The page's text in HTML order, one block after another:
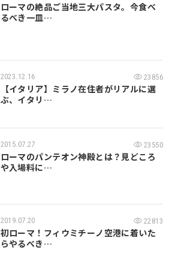
ローマの絶品ご当地三大パスタ。今食べ
るべき一皿…
2023.12.16 23856
【イタリア】ミラノ在住者がリアルに選
ぶ、イタリ…
2015.07.27 23550
ローマのパンテオン神殿とは？見どころ
や入場料に…
2019.07.20 22813
初ローマ！フィウミチーノ空港に着いた
らやるべき…